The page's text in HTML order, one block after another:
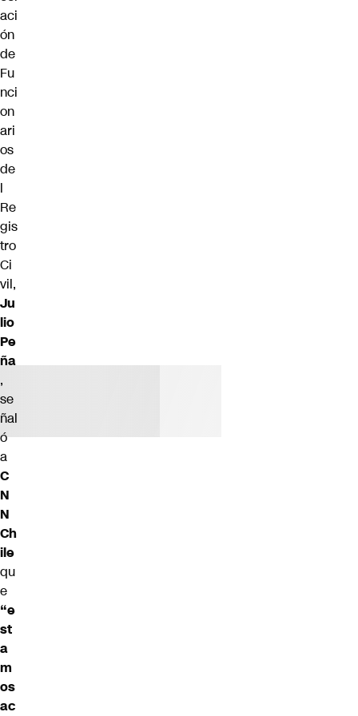
aci
ón
de
Fu
nci
on
ari
os
de
l
Re
gis
tro
Ci
vil,
Ju
lio
Pe
ña
,
se
ñal
ó
a
C
N
N
Ch
ile
qu
e
“e
st
a
m
os
ac